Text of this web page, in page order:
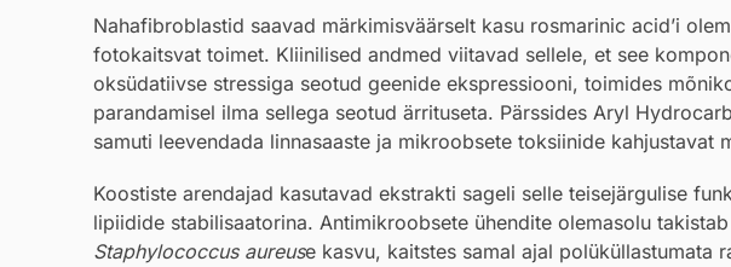
Nahafibroblastid saavad märkimisväärselt kasu rosmarinic acid’i
fotokaitsvat toimet. Kliinilised andmed viitavad sellele, et see
oksüdatiivse stressiga seotud geenide ekspressiooni, toimides
parandamisel ilma sellega seotud ärrituseta. Pärssides Aryl
samuti leevendada linnasaaste ja mikroobsete toksiinide kahjustavat
Koostiste arendajad kasutavad ekstrakti sageli selle teisejärgulise
lipiidide stabilisaatorina. Antimikroobsete ühendite olemasolu
Staphylococcus aureuse kasvu, kaitstes samal ajal polüküllastumata